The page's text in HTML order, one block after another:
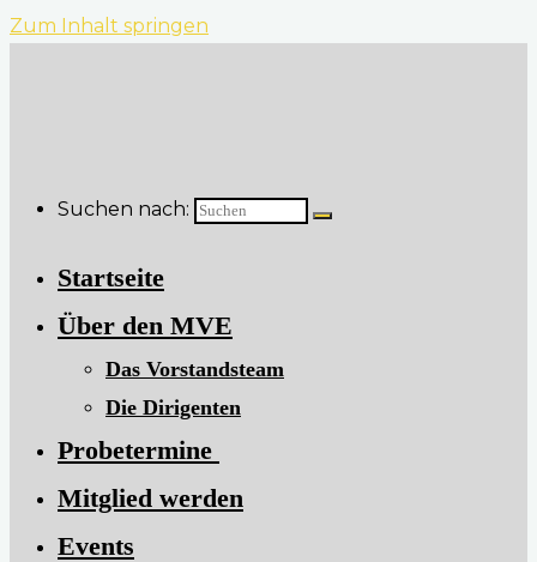
Zum Inhalt springen
Suchen nach:
Startseite
Über den MVE
Das Vorstandsteam
Die Dirigenten
​Probetermine
Mitglied werden
Events